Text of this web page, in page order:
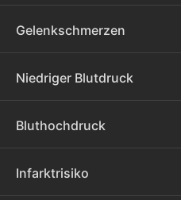
Gelenkschmerzen
Niedriger Blutdruck
Bluthochdruck
Infarktrisiko